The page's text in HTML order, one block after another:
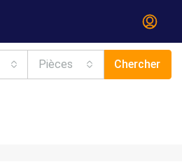
Pièces Chercher